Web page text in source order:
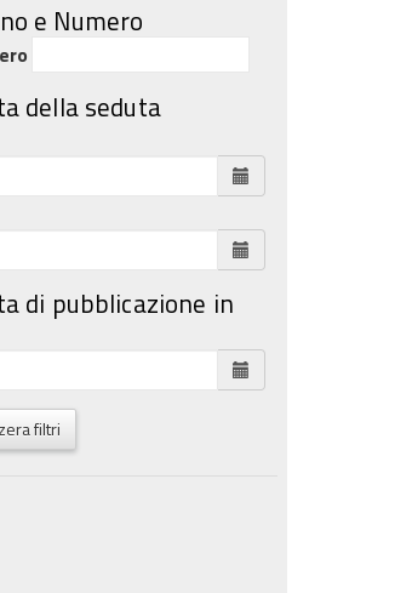
e Numero
della seduta
di pubblicazione in
filtri